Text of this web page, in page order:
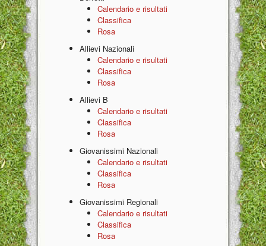
Calendario e risultati
Classifica
Rosa
Allievi Nazionali
Calendario e risultati
Classifica
Rosa
Allievi B
Calendario e risultati
Classifica
Rosa
Giovanissimi Nazionali
Calendario e risultati
Classifica
Rosa
Giovanissimi Regionali
Calendario e risultati
Classifica
Rosa